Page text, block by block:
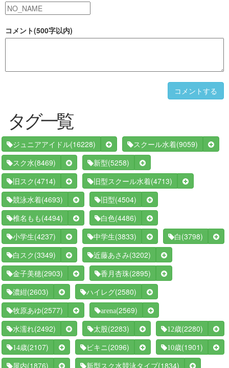
コメント(500字以内)
コメントする
タグ一覧
ジュニアアイドル(16228) スクール水着(9059)
スク水(8469) 新型(5258)
旧スク (4714) 旧型スクール水着(4713)
競泳水着(4693) 旧型(4504)
椎名もも (4494) 白色(4486)
小学生(4237) 中学生(3833) 白 (3798)
白スク (3349) 近藤あさみ(3202)
金子美穂(2903) 香月杏珠(2895)
濃紺(2603) ハイレグ(2580)
牧原あゆ(2577) arena(2569)
水濡れ(2492) 太股(2283) 12歳(2280)
14歳(2107) ビキニ (2096) 10歳(1901)
屋内(1876) 新型スク水競泳タイプ(1834)